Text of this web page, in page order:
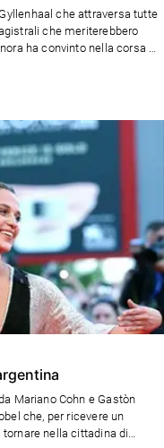
che meriterebbero
ha convinto nella corsa al
Mariano Cohn e Gastòn
che, per ricevere un
nella cittadina di